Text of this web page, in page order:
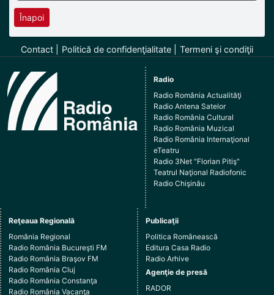
Înapoi
Contact Politică de confidenţialitate Termeni şi condiţii
Radio
Radio România Actualităţi
Radio Antena Satelor
Radio România Cultural
Radio România Muzical
Radio România Internaţional
eTeatru
Radio 3Net "Florian Pitiş"
Teatrul Naţional Radiofonic
Radio Chişinău
Reţeaua Regională
România Regional
Radio România Bucureşti FM
Radio România Braşov FM
Radio România Cluj
Radio România Constanţa
Radio România Vacanţa
Publicaţii
Politica Românească
Editura Casa Radio
Radio Arhive
Agenţie de presă
RADOR